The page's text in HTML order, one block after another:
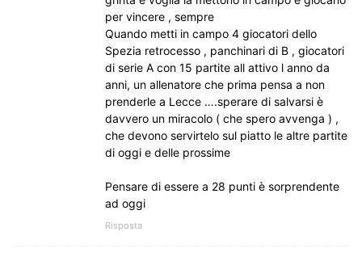
per vincere , sempre
Quando metti in campo 4 giocatori dello
Spezia retrocesso , panchinari di B , giocatori
di serie A con 15 partite all attivo l anno da
anni, un allenatore che prima pensa a non
prenderle a Lecce ….sperare di salvarsi è
davvero un miracolo ( che spero avvenga ) ,
che devono servirtelo sul piatto le altre partite
di oggi e delle prossime
Pensare di essere a 28 punti è sorprendente
ad oggi
Risposta